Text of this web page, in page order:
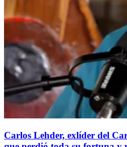
Carlos Lehder, exlíder del